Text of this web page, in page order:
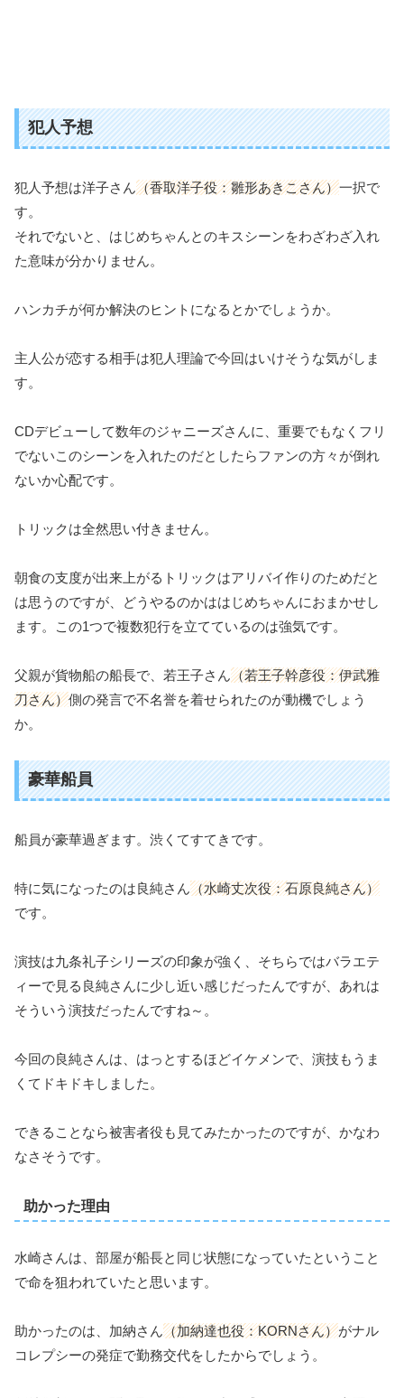
犯人予想
犯人予想は洋子さん（香取洋子役：雛形あきこさん）一択で
す。
それでないと、はじめちゃんとのキスシーンをわざわざ入れ
た意味が分かりません。
ハンカチが何か解決のヒントになるとかでしょうか。
主人公が恋する相手は犯人理論で今回はいけそうな気がしま
す。
CDデビューして数年のジャニーズさんに、重要でもなくフリ
でないこのシーンを入れたのだとしたらファンの方々が倒れ
ないか心配です。
トリックは全然思い付きません。
朝食の支度が出来上がるトリックはアリバイ作りのためだと
は思うのですが、どうやるのかははじめちゃんにおまかせし
ます。この1つで複数犯行を立てているのは強気です。
父親が貨物船の船長で、若王子さん（若王子幹彦役：伊武雅
刀さん）側の発言で不名誉を着せられたのが動機でしょう
か。
豪華船員
船員が豪華過ぎます。渋くてすてきです。
特に気になったのは良純さん（水崎丈次役：石原良純さん）
です。
演技は九条礼子シリーズの印象が強く、そちらではバラエテ
ィーで見る良純さんに少し近い感じだったんですが、あれは
そういう演技だったんですね～。
今回の良純さんは、はっとするほどイケメンで、演技もうま
くてドキドキしました。
できることなら被害者役も見てみたかったのですが、かなわ
なさそうです。
助かった理由
水崎さんは、部屋が船長と同じ状態になっていたということ
で命を狙われていたと思います。
助かったのは、加納さん（加納達也役：KORNさん）がナル
コレプシーの発症で勤務交代をしたからでしょう。